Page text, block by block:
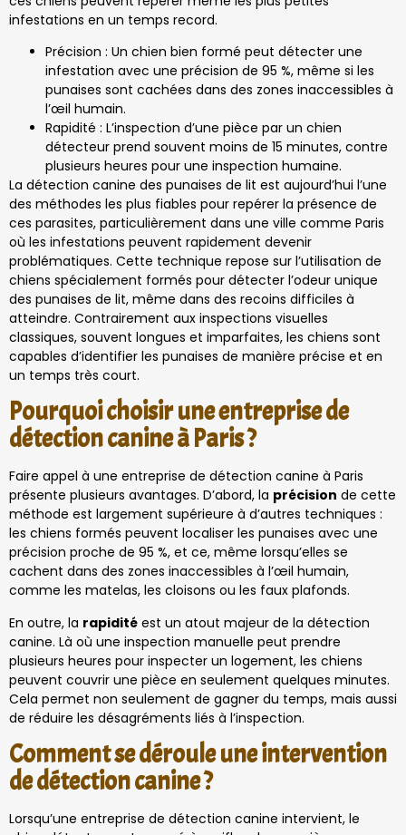
infestations en un temps record.
Précision : Un chien bien formé peut détecter une
infestation avec une précision de 95 %, même si les
punaises sont cachées dans des zones inaccessibles à
l’œil humain.
Rapidité : L’inspection d’une pièce par un chien
détecteur prend souvent moins de 15 minutes, contre
plusieurs heures pour une inspection humaine.
La détection canine des punaises de lit est aujourd’hui l’une
des méthodes les plus fiables pour repérer la présence de
ces parasites, particulièrement dans une ville comme Paris
où les infestations peuvent rapidement devenir
problématiques. Cette technique repose sur l’utilisation de
chiens spécialement formés pour détecter l’odeur unique
des punaises de lit, même dans des recoins difficiles à
atteindre. Contrairement aux inspections visuelles
classiques, souvent longues et imparfaites, les chiens sont
capables d’identifier les punaises de manière précise et en
un temps très court.
Pourquoi choisir une entreprise de
détection canine à Paris ?
Faire appel à une entreprise de détection canine à Paris
présente plusieurs avantages. D’abord, la précision de cette
méthode est largement supérieure à d’autres techniques :
les chiens formés peuvent localiser les punaises avec une
précision proche de 95 %, et ce, même lorsqu’elles se
cachent dans des zones inaccessibles à l’œil humain,
comme les matelas, les cloisons ou les faux plafonds.
En outre, la rapidité est un atout majeur de la détection
canine. Là où une inspection manuelle peut prendre
plusieurs heures pour inspecter un logement, les chiens
peuvent couvrir une pièce en seulement quelques minutes.
Cela permet non seulement de gagner du temps, mais aussi
de réduire les désagréments liés à l’inspection.
Comment se déroule une intervention
de détection canine ?
Lorsqu’une entreprise de détection canine intervient, le